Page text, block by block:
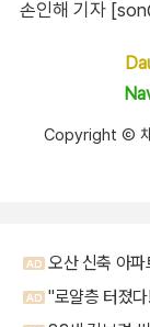
손인해 기자
Copyright Ⓒ